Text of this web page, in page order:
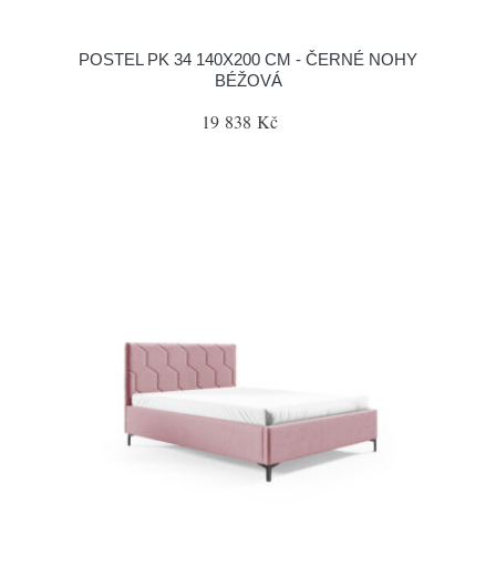
POSTEL PK 34 140X200 CM - ČERNÉ NOHY
BÉŽOVÁ
19 838 Kč